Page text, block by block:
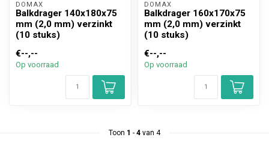
DOMAX
Balkdrager 140x180x75
mm (2,0 mm) verzinkt
(10 stuks)
€--,--
Op voorraad
DOMAX
Balkdrager 160x170x75
mm (2,0 mm) verzinkt
(10 stuks)
€--,--
Op voorraad
Toon 1 - 4 van 4